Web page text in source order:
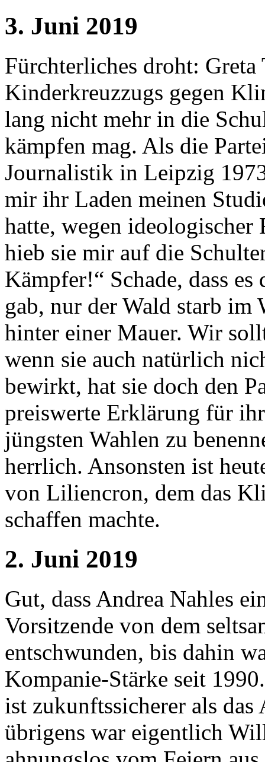
3. Juni 2019
Fürchterliches droht: Greta
Kinderkreuzzugs gegen
lang nicht mehr in die
kämpfen mag. Als die
Journalistik in Leipzig
mir ihr Laden meinen
hatte, wegen
hieb sie mir auf die
Kämpfer!“ Schade, dass
gab, nur der Wald starb im
hinter einer Mauer. Wir
wenn sie auch natürlich
bewirkt, hat sie doch den
preiswerte Erklärung für
jüngsten Wahlen zu
herrlich. Ansonsten ist
von Liliencron, dem das
schaffen machte.
2. Juni 2019
Gut, dass Andrea Nahles
Vorsitzende von dem
entschwunden, bis dahin
Kompanie-Stärke seit
ist zukunftssicherer als
übrigens war eigentlich